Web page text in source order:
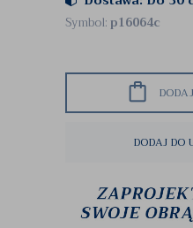
Symbol:p16064c
DODAJ DO